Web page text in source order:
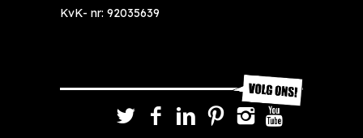
KvK- nr: 92035639